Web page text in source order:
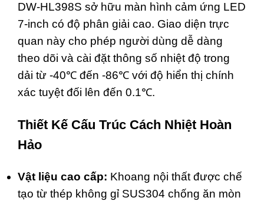
DW-HL398S sở hữu màn hình cảm ứng LED
7-inch có độ phân giải cao. Giao diện trực
quan này cho phép người dùng dễ dàng
theo dõi và cài đặt thông số nhiệt độ trong
dải từ -40℃ đến -86℃ với độ hiển thị chính
xác tuyệt đối lên đến 0.1℃.
Thiết Kế Cấu Trúc Cách Nhiệt Hoàn
Hảo
Vật liệu cao cấp: Khoang nội thất được chế
tạo từ thép không gỉ SUS304 chống ăn mòn